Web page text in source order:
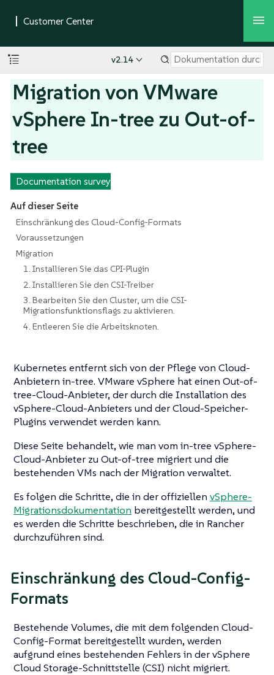
v2.14
Migration von VMware
vSphere In-tree zu Out-of-
tree
Documentation survey
Auf dieser Seite
Einschränkung des Cloud-Config-Formats
Voraussetzungen
Migration
1. Installieren Sie das CPI-Plugin
2. Installieren Sie den CSI-Treiber
3. Bearbeiten Sie den Cluster, um die CSI-
Migrationsfunktionsflags zu aktivieren.
4. Entleeren Sie die Arbeitsknoten.
Kubernetes entfernt sich von der Pflege von Cloud-
Anbietern in-tree. VMware vSphere hat einen Out-of-
tree-Cloud-Anbieter, der durch die Installation des
vSphere-Cloud-Anbieters und der Cloud-Speicher-
Plugins verwendet werden kann.
Diese Seite behandelt, wie man vom in-tree vSphere-
Cloud-Anbieter zu Out-of-tree migriert und die
bestehenden VMs nach der Migration verwaltet.
Es folgen die Schritte, die in der offiziellen vSphere-
Migrationsdokumentation bereitgestellt werden, und
es werden die Schritte beschrieben, die in Rancher
durchzuführen sind.
Einschränkung des Cloud-Config-
Formats
Bestehende Volumes, die mit dem folgenden Cloud-
Config-Format bereitgestellt wurden, werden
aufgrund eines bestehenden Fehlers in der vSphere
Cloud Storage-Schnittstelle (CSI) nicht migriert.